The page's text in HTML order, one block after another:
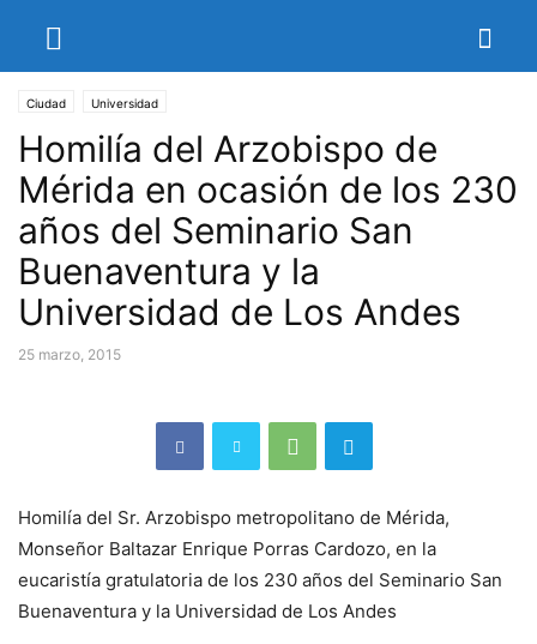
Ciudad Universidad
Homilía del Arzobispo de
Mérida en ocasión de los 230
años del Seminario San
Buenaventura y la
Universidad de Los Andes
25 marzo, 2015
Homilía del Sr. Arzobispo metropolitano de Mérida,
Monseñor Baltazar Enrique Porras Cardozo, en la
eucaristía gratulatoria de los 230 años del Seminario San
Buenaventura y la Universidad de Los Andes